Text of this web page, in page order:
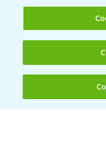
Mais
07.05.2025